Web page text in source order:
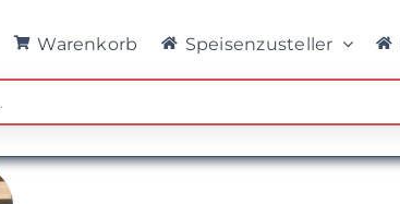
Warenkorb Speisenzusteller